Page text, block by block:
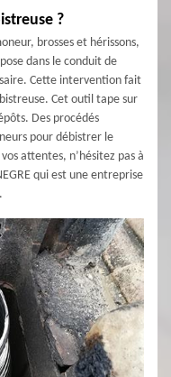
?
brosses et hérissons,
dans le conduit de
Cette intervention fait
Cet outil tape sur
Des procédés
pour débistrer le
attentes, n’hésitez pas à
qui est une entreprise